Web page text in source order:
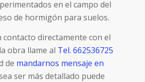
en el campo del
de hormigón para suelos.
contacto directamente con el
obra llame al Tel. 662536725
de mandarnos mensaje en
ser más detallado puede